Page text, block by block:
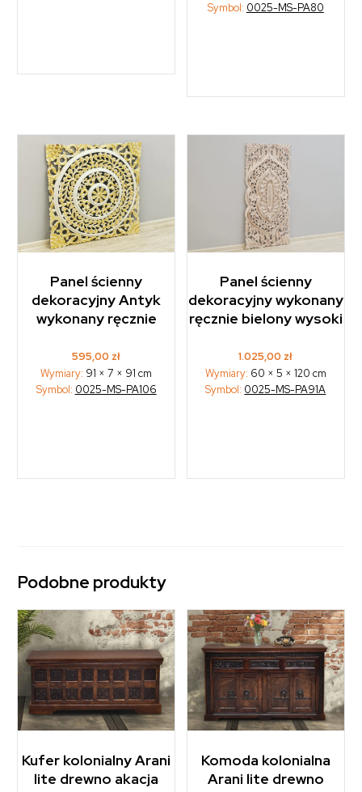
Symbol: 0025-MS-PA80
Panel ścienny
dekoracyjny Antyk
wykonany ręcznie
595,00 zł
Wymiary: 91 × 7 × 91 cm
Symbol: 0025-MS-PA106
Panel ścienny
dekoracyjny wykonany
ręcznie bielony wysoki
1.025,00 zł
Wymiary: 60 × 5 × 120 cm
Symbol: 0025-MS-PA91A
Podobne produkty
Kufer kolonialny Arani
lite drewno akacja
Komoda kolonialna
Arani lite drewno